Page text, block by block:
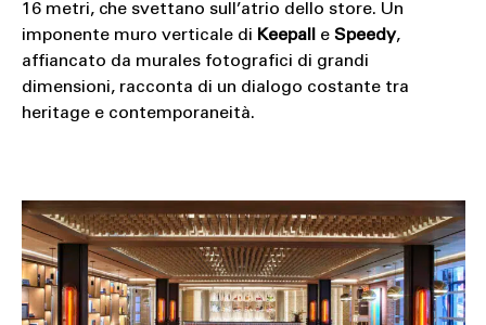
16 metri, che svettano sull’atrio dello store. Un
imponente muro verticale di Keepall e Speedy,
affiancato da murales fotografici di grandi
dimensioni, racconta di un dialogo costante tra
heritage e contemporaneità.